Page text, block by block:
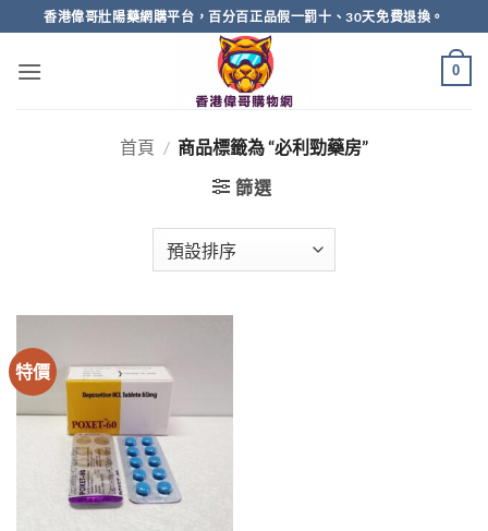
to
content
香港偉哥壯陽藥網購平台，百分百正品假一罰十、30天免費退換。
0
首頁 / 商品標籤為 “必利勁藥房”
篩選
特價